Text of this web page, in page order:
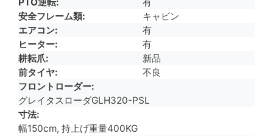
安全フレーム類
キャビン
エアコン
有
ヒーター
有
耕耘爪
新品
前タイヤ
不良
フロントローダー
グレイタスローダGLH320-PSL
寸法
幅150cm, 持上げ重量400KG